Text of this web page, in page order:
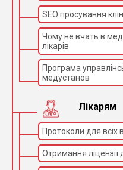
SEO просування
Чому не вчать в
лікарів
Програма
медустанов
Лікарям
Протоколи для всіх
Отримання ліцензії